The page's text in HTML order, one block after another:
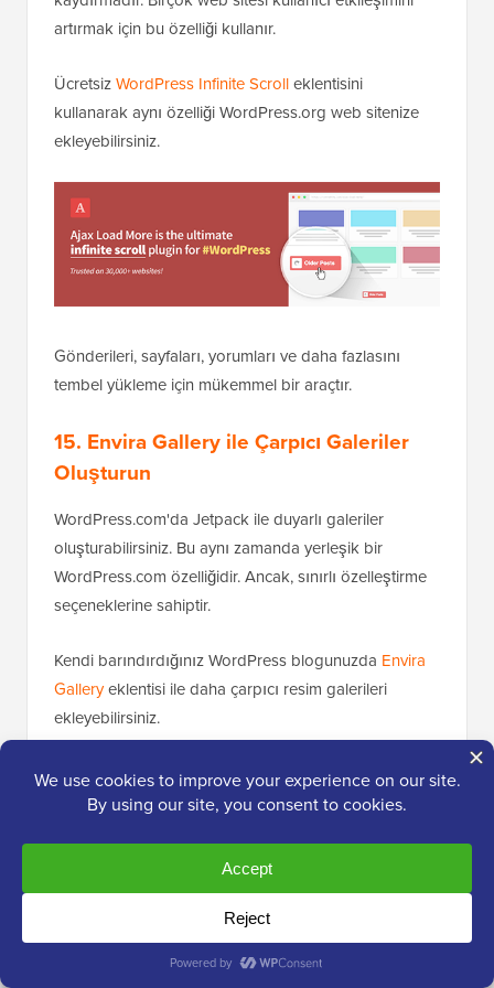
artırmak için bu özelliği kullanır.
ÜcretsizWordPress Infinite Scrolleklentisini
kullanarak aynı özelliği WordPress.org web sitenize
ekleyebilirsiniz.
Gönderileri, sayfaları, yorumları ve daha fazlasını
tembel yükleme için mükemmel bir araçtır.
15. Envira Gallery ile Çarpıcı Galeriler
Oluşturun
WordPress.com'da Jetpack ile duyarlı galeriler
oluşturabilirsiniz. Bu aynı zamanda yerleşik bir
WordPress.com özelliğidir. Ancak, sınırlı özelleştirme
seçeneklerine sahiptir.
Kendi barındırdığınız WordPress blogunuzda Envira
Galleryeklentisi ile daha çarpıcı resim galerileri
ekleyebilirsiniz.